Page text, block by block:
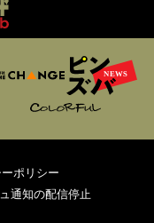
ポリシー
通知の配信停止